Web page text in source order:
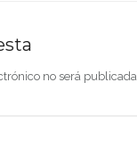
no será publicada.